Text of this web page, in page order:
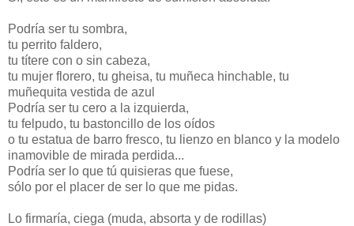
Podría ser tu sombra,
tu perrito faldero,
tu títere con o sin cabeza,
tu mujer florero, tu gheisa, tu muñeca hinchable, tu
muñequita vestida de azul
Podría ser tu cero a la izquierda,
tu felpudo, tu bastoncillo de los oídos
o tu estatua de barro fresco, tu lienzo en blanco y la modelo
inamovible de mirada perdida...
Podría ser lo que tú quisieras que fuese,
sólo por el placer de ser lo que me pidas.
Lo firmaría, ciega (muda, absorta y de rodillas)